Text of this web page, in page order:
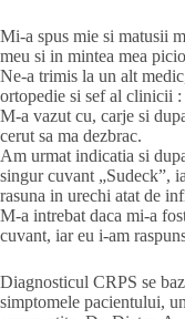
Mi-a spus mie si matusii
meu si in mintea mea
Ne-a trimis la un alt
ortopedie si sef al clinicii
M-a vazut cu, carje si
cerut sa ma dezbrac.
Am urmat indicatia si
singur cuvant „Sudeck”,
rasuna in urechi atat de
M-a intrebat daca mi-a
cuvant, iar eu i-am
Diagnosticul CRPS se
simptomele pacientului,